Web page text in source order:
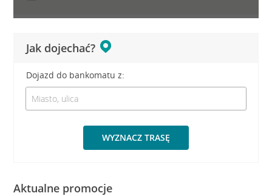
Jak dojechać?
Dojazd do bankomatu z:
WYZNACZ TRASĘ
Aktualne promocje